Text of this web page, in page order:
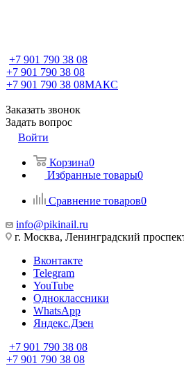
+7 901 790 38 08
+7 901 790 38 08
+7 901 790 38 08МАКС
Заказать звонок
Задать вопрос
Войти
Корзина0
Избранные товары0
Сравнение товаров0
info@pikinail.ru
г. Москва, Ленинградский
Вконтакте
Telegram
YouTube
Одноклассники
WhatsApp
Яндекс.Дзен
+7 901 790 38 08
+7 901 790 38 08